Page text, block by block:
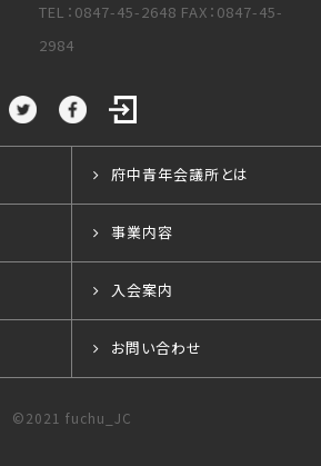
TEL：0847-45-2648 FAX：0847-45-
2984
府中青年会議所とは
事業内容
入会案内
お問い合わせ
©2021 fuchu_JC